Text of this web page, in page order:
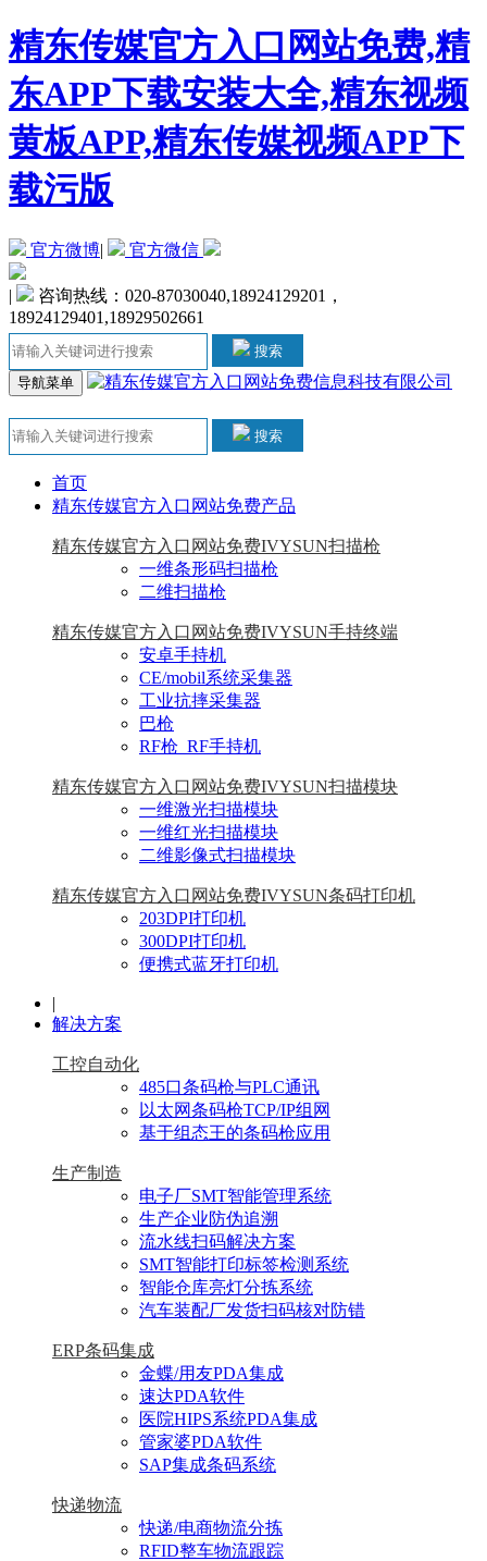
精东传媒官方入口网站免费,精
东APP下载安装大全,精东视频
黄板APP,精东传媒视频APP下
载污版
官方微博| 官方微信
|
咨询热线：020-87030040,18924129201，
18924129401,18929502661
搜索
导航菜单
搜索
首页
精东传媒官方入口网站免费产品
精东传媒官方入口网站免费IVYSUN扫描枪
一维条形码扫描枪
二维扫描枪
精东传媒官方入口网站免费IVYSUN手持终端
安卓手持机
CE/mobil系统采集器
工业抗摔采集器
巴枪
RF枪_RF手持机
精东传媒官方入口网站免费IVYSUN扫描模块
一维激光扫描模块
一维红光扫描模块
二维影像式扫描模块
精东传媒官方入口网站免费IVYSUN条码打印机
203DPI打印机
300DPI打印机
便携式蓝牙打印机
|
解决方案
工控自动化
485口条码枪与PLC通讯
以太网条码枪TCP/IP组网
基于组态王的条码枪应用
生产制造
电子厂SMT智能管理系统
生产企业防伪追溯
流水线扫码解决方案
SMT智能打印标签检测系统
智能仓库亮灯分拣系统
汽车装配厂发货扫码核对防错
ERP条码集成
金蝶/用友PDA集成
速达PDA软件
医院HIPS系统PDA集成
管家婆PDA软件
SAP集成条码系统
快递物流
快递/电商物流分拣
RFID整车物流跟踪